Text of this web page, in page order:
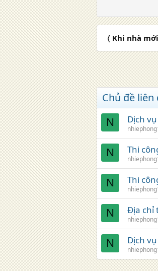
〈 Khi nhà
Chủ đề liên
N Dịch
N Thi
N Thi
N Địa chỉ
N Dịch